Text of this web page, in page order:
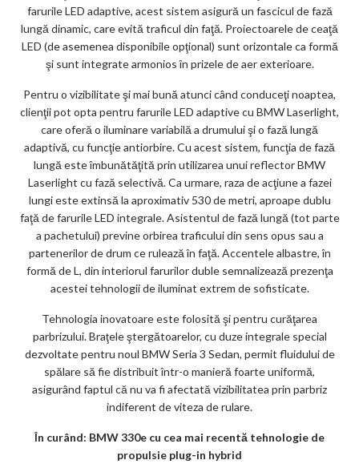
farurile LED adaptive, acest sistem asigură un fascicul de fază
lungă dinamic, care evită traficul din faţă. Proiectoarele de ceaţă
LED (de asemenea disponibile opţional) sunt orizontale ca formă
şi sunt integrate armonios în prizele de aer exterioare.
Pentru o vizibilitate şi mai bună atunci când conduceţi noaptea,
clienţii pot opta pentru farurile LED adaptive cu BMW Laserlight,
care oferă o iluminare variabilă a drumului şi o fază lungă
adaptivă, cu funcţie antiorbire. Cu acest sistem, funcţia de fază
lungă este îmbunătăţită prin utilizarea unui reflector BMW
Laserlight cu fază selectivă. Ca urmare, raza de acţiune a fazei
lungi este extinsă la aproximativ 530 de metri, aproape dublu
faţă de farurile LED integrale. Asistentul de fază lungă (tot parte
a pachetului) previne orbirea traficului din sens opus sau a
partenerilor de drum ce rulează în faţă. Accentele albastre, în
formă de L, din interiorul farurilor duble semnalizează prezenţa
acestei tehnologii de iluminat extrem de sofisticate.
Tehnologia inovatoare este folosită şi pentru curăţarea
parbrizului. Braţele ştergătoarelor, cu duze integrale special
dezvoltate pentru noul BMW Seria 3 Sedan, permit fluidului de
spălare să fie distribuit într-o manieră foarte uniformă,
asigurând faptul că nu va fi afectată vizibilitatea prin parbriz
indiferent de viteza de rulare.
În curând: BMW 330e cu cea mai recentă tehnologie de
propulsie plug-in hybrid